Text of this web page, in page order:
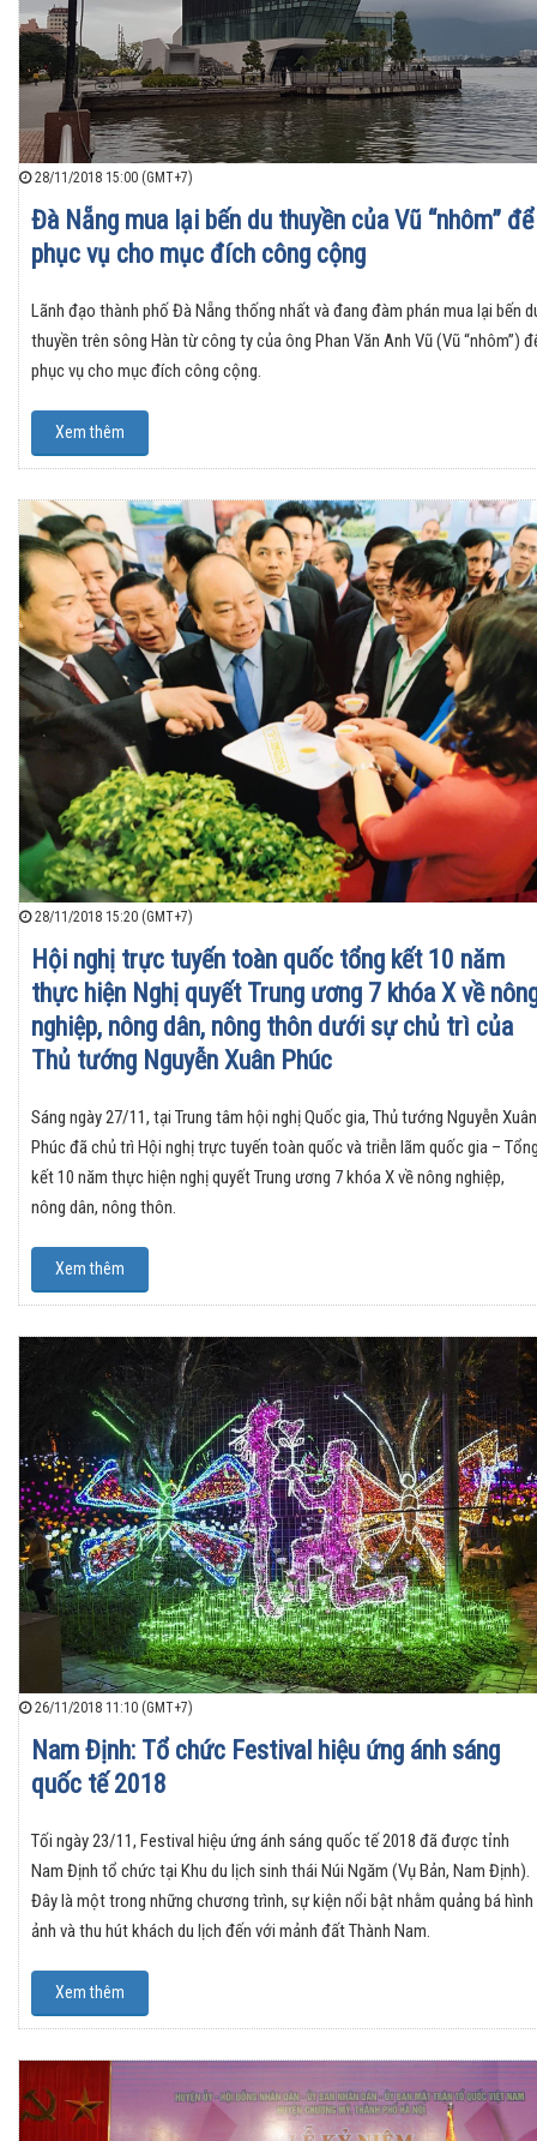
28/11/2018 15:00 (GMT+7)
Đà Nẵng mua lại bến du thuyền của Vũ “nhôm” để
phục vụ cho mục đích công cộng
Lãnh đạo thành phố Đà Nẵng thống nhất và đang đàm phán mua lại bến
thuyền trên sông Hàn từ công ty của ông Phan Văn Anh Vũ (Vũ “nhôm”)
phục vụ cho mục đích công cộng.
Xem thêm
28/11/2018 15:20 (GMT+7)
Hội nghị trực tuyến toàn quốc tổng kết 10 năm
thực hiện Nghị quyết Trung ương 7 khóa X về
nghiệp, nông dân, nông thôn dưới sự chủ trì của
Thủ tướng Nguyễn Xuân Phúc
Sáng ngày 27/11, tại Trung tâm hội nghị Quốc gia, Thủ tướng Nguyễn Xuân
Phúc đã chủ trì Hội nghị trực tuyến toàn quốc và triễn lãm quốc gia –
kết 10 năm thực hiện nghị quyết Trung ương 7 khóa X về nông nghiệp,
nông dân, nông thôn.
Xem thêm
26/11/2018 11:10 (GMT+7)
Nam Định: Tổ chức Festival hiệu ứng ánh sáng
quốc tế 2018
Tối ngày 23/11, Festival hiệu ứng ánh sáng quốc tế 2018 đã được tỉnh
Nam Định tổ chức tại Khu du lịch sinh thái Núi Ngăm (Vụ Bản, Nam Định).
Đây là một trong những chương trình, sự kiện nổi bật nhằm quảng bá hình
ảnh và thu hút khách du lịch đến với mảnh đất Thành Nam.
Xem thêm